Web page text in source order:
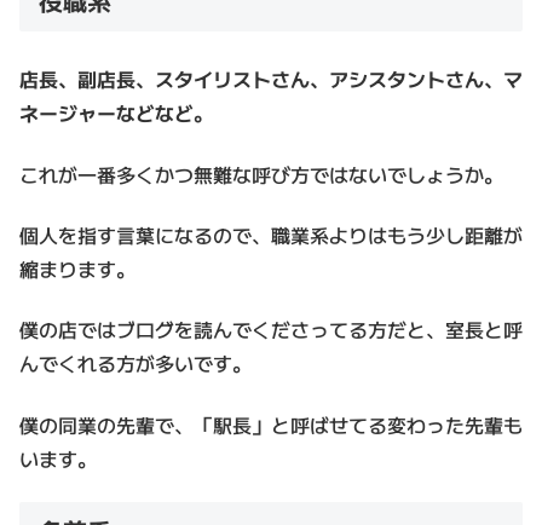
店長、副店長、スタイリストさん、アシスタントさん、マ
ネージャーなどなど。
これが一番多くかつ無難な呼び方ではないでしょうか。
個人を指す言葉になるので、職業系よりはもう少し距離が
縮まります。
僕の店ではブログを読んでくださってる方だと、室長と呼
んでくれる方が多いです。
僕の同業の先輩で、「駅長」と呼ばせてる変わった先輩も
います。